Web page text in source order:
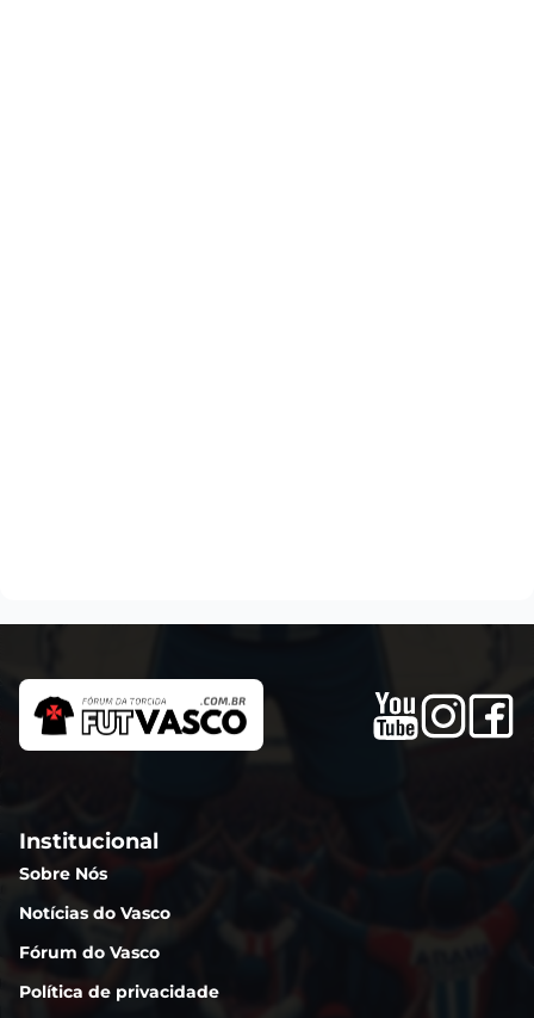
Institucional
Sobre Nós
Notícias do Vasco
Fórum do Vasco
Política de privacidade